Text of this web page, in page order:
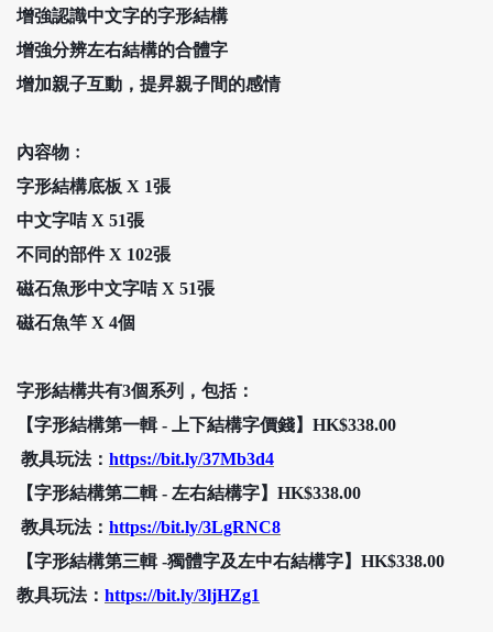
增強認識中文字的字形結構
增強分辨左右結構的合體字
增加親子互動，提昇親子間的感情
內容物﹕
字形結構底板 X 1張
中文字咭 X 51張
不同的部件 X 102張
磁石魚形中文字咭 X 51張
磁石魚竿 X 4個
字形結構共有3個系列，包括：
【字形結構第一輯- 上下結構字價錢】 HK$338.00
教具玩法： https://bit.ly/37Mb3d4
【字形結構第二輯- 左右結構字】 HK$338.00
教具玩法： https://bit.ly/3LgRNC8
【字形結構第三輯-獨體字及左中右結構字】 HK$338.00
教具玩法： https://bit.ly/3ljHZg1